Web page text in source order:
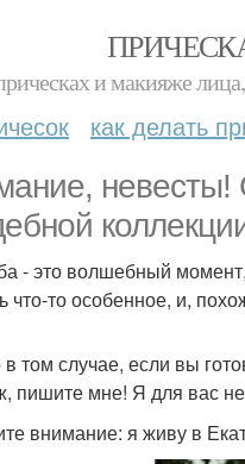
и макияже
как делать
невесты!
- это волшебный
что-то особенное, и,
в том случае, если вы
пишите мне! Я для вас
внимание: я живу в